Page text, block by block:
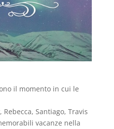
il momento in cui le
Rebecca, Santiago, Travis
vacanze nella